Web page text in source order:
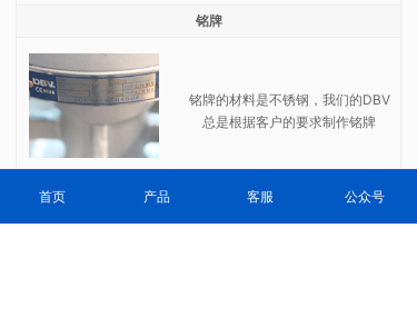
铭牌
铭牌的材料是不锈钢，我们的DBV
总是根据客户的要求制作铭牌
首页 产品 客服 公众号